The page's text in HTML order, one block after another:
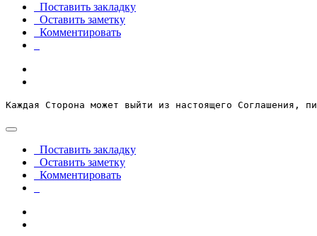
Поставить закладку
Оставить заметку
Комментировать
Каждая Сторона может выйти из настоящего Соглашения,
Поставить закладку
Оставить заметку
Комментировать